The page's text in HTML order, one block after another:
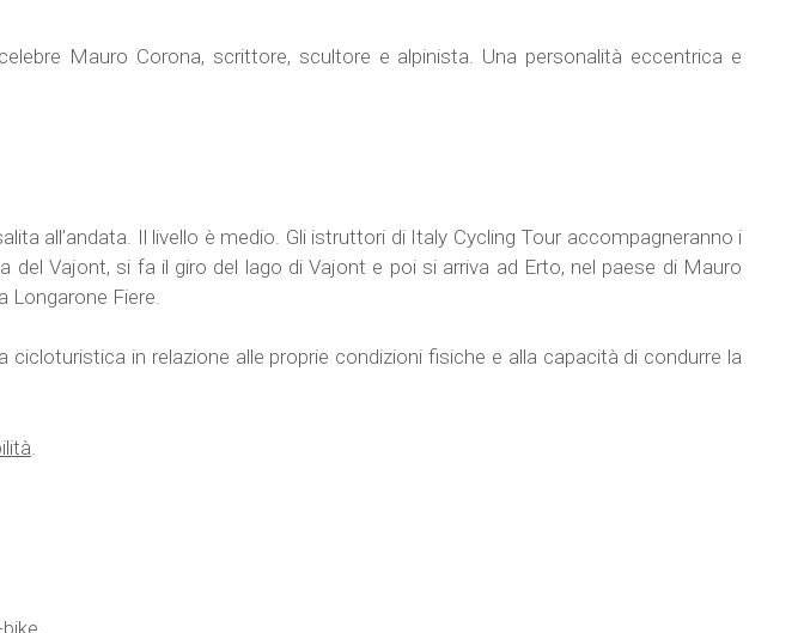
Mauro Corona, scrittore, scultore e alpinista. Una personalità eccentrica e
all’andata. Il livello è medio. Gli istruttori di Italy Cycling Tour accompagneranno i
Vajont, si fa il giro del lago di Vajont e poi si arriva ad Erto, nel paese di Mauro
Longarone Fiere.
in relazione alle proprie condizioni fisiche e alla capacità di condurre la